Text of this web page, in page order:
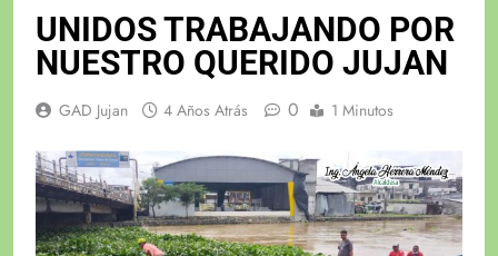
UNIDOS TRABAJANDO POR
NUESTRO QUERIDO JUJAN
GAD Jujan 4 Años Atrás 0 1 Minutos